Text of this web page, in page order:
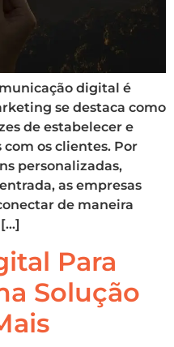
digital é
se destaca como
de estabelecer e
os clientes. Por
personalizadas,
as empresas
de maneira
Para
Solução